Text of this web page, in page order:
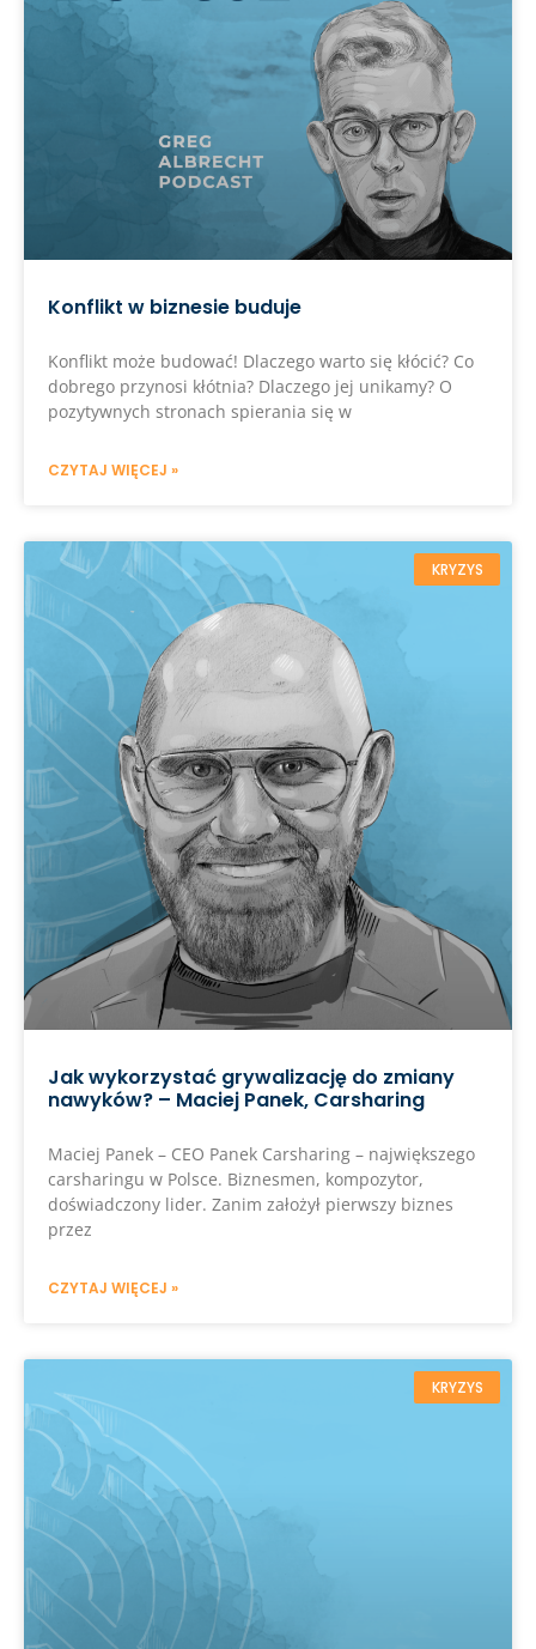
Konflikt w biznesie buduje
Konflikt może budować! Dlaczego warto się kłócić? Co
dobrego przynosi kłótnia? Dlaczego jej unikamy? O
pozytywnych stronach spierania się w
CZYTAJ WIĘCEJ »
KRYZYS
Jak wykorzystać grywalizację do zmiany
nawyków? – Maciej Panek, Carsharing
Maciej Panek – CEO Panek Carsharing – największego
carsharingu w Polsce. Biznesmen, kompozytor,
doświadczony lider. Zanim założył pierwszy biznes
przez
CZYTAJ WIĘCEJ »
KRYZYS